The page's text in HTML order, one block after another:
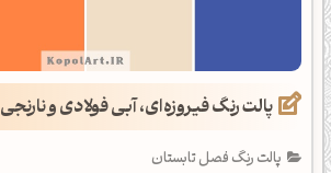
پالت رنگ فیروزه‌ای، آبی فولادی و نارنجی
پالت رنگ فصل تابستان